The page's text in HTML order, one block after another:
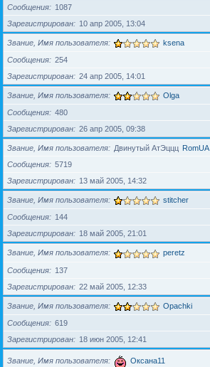
Сообщения
1087
Зарегистрирован
10 апр 2005, 13:04
Звание, Имя пользователя ksena
Сообщения
254
Зарегистрирован
24 апр 2005, 14:01
Звание, Имя пользователя Olga
Сообщения
480
Зарегистрирован
26 апр 2005, 09:38
Звание, Имя пользователя Двинутый АтЭццц RomUA
Сообщения
5719
Зарегистрирован
13 май 2005, 14:32
Звание, Имя пользователя stitcher
Сообщения
144
Зарегистрирован
18 май 2005, 21:01
Звание, Имя пользователя peretz
Сообщения
137
Зарегистрирован
22 май 2005, 12:33
Звание, Имя пользователя Opachki
Сообщения
619
Зарегистрирован
18 июн 2005, 12:41
Звание, Имя пользователя Оксана11